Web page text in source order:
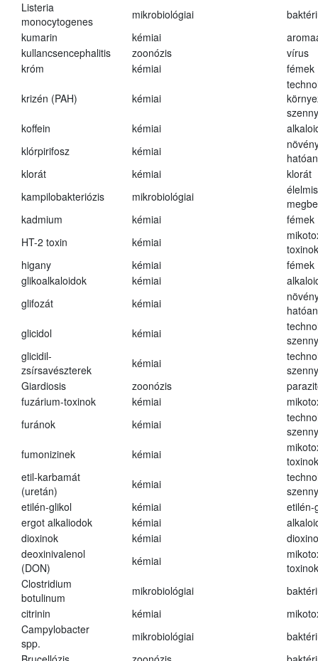
Listeria
monocytogenes
mikrobiológiai
kumarin
kémiai
kullancsencephalitis
zoonózis
vírus
króm
kémiai fémek
krizén (PAH) kémiai
koffein
kémiai
klórpirifosz
kémiai
klorát
kémiai
klorát
kampilobakteriózis
mikrobiológiai
kadmium
kémiai
fémek
HT-2 toxin
kémiai
toxinok
higany
kémiai
fémek
glikoalkaloidok
kémiai
glifozát
kémiai
glicidol
kémiai
glicidil-
zsírsavészterek
kémiai
Giardiosis
zoonózis
fuzárium-toxinok
kémiai
furánok
kémiai
fumonizinek
kémiai
toxinok
etil-karbamát
(uretán)
kémiai
etilén-glikol
kémiai
etilén-
ergot alkaliodok
kémiai
dioxinok
kémiai
deoxinivalenol
(DON)
kémiai
toxinok
Clostridium
botulinum
mikrobiológiai
citrinin
kémiai
Campylobacter
spp.
mikrobiológiai